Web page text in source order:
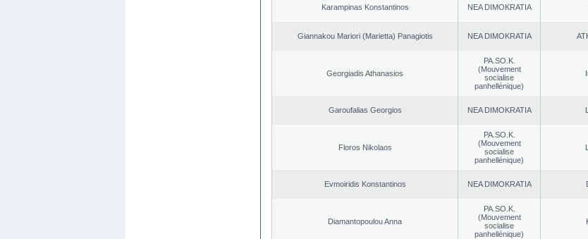
Karampinas Konstantinos NEA DΙMOKRATIA
Giannakou Mariori (Marietta) Panagiotis NEA DΙMOKRATIA
Georgiadis Athanasios
PA.SO.K.
(Mouvement
socialise
panhellénique)
Garoufalias Georgios NEA DΙMOKRATIA
Floros Nikolaos
PA.SO.K.
(Mouvement
socialise
panhellénique)
Evmoiridis Konstantinos NEA DΙMOKRATIA
Diamantopoulou Anna
PA.SO.K.
(Mouvement
socialise
panhellénique)